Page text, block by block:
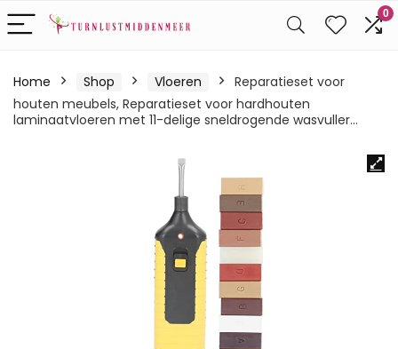
0
Home Shop Vloeren
Reparatieset voor
houten meubels, Reparatieset voor hardhouten
laminaatvloeren met 11-delige sneldrogende wasvuller…